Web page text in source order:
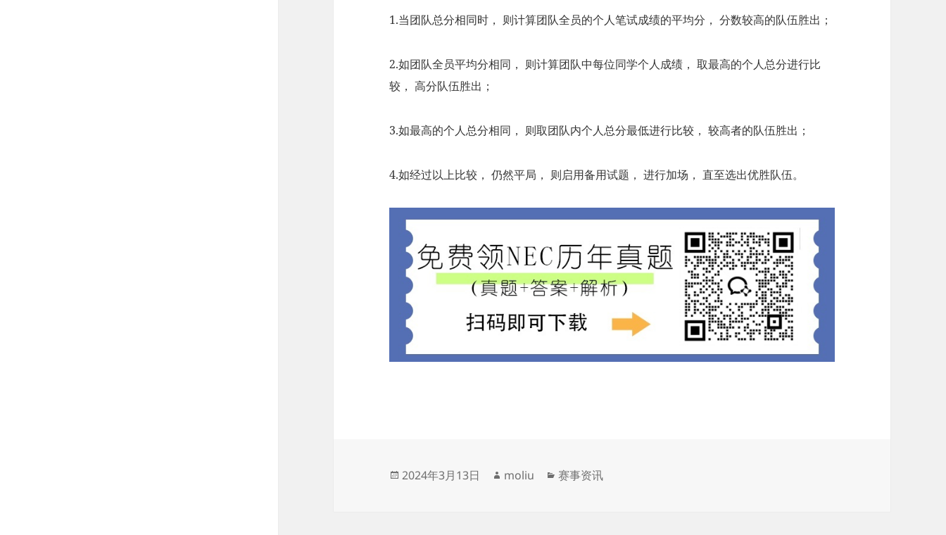
1.当团队总分相同时， 则计算团队全员的个人笔试成绩的平均分， 分数较高的队伍胜出；
2.如团队全员平均分相同， 则计算团队中每位同学个人成绩， 取最高的个人总分进行比
较， 高分队伍胜出；
3.如最高的个人总分相同， 则取团队内个人总分最低进行比较， 较高者的队伍胜出；
4.如经过以上比较， 仍然平局， 则启用备用试题， 进行加场， 直至选出优胜队伍。
发
2024年3月13日
作
moliu
分
赛事资讯